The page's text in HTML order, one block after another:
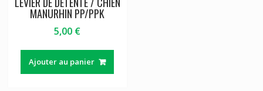
MANURHIN PP/PPK
5,00 €
Ajouter au panier